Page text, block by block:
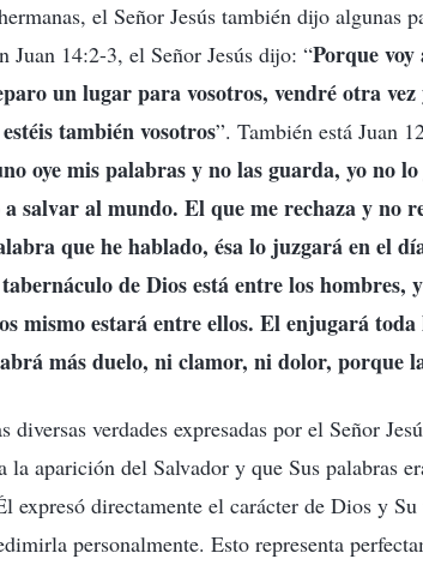
el Señor Jesús también dijo algunas
Juan 14:2-3, el Señor Jesús dijo: “Porque
un lugar para vosotros, vendré otra
también vosotros”. También está Juan
oye mis palabras y no las guarda, yo no
salvar al mundo. El que me rechaza y no
que he hablado, ésa lo juzgará en el
de Dios está entre los hombres,
mismo estará entre ellos. El enjugará
más duelo, ni clamor, ni dolor, porque
diversas verdades expresadas por el Señor
la aparición del Salvador y que Sus palabras
expresó directamente el carácter de Dios y
personalmente. Esto representa